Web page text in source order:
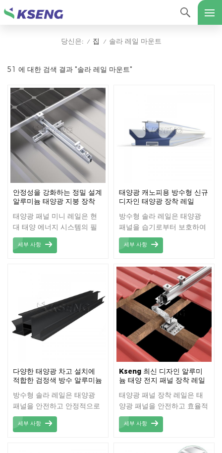
당신은: / 집 / 솔라 레일 마운트
51 에 대한 검색 결과 "솔라 레일 마운트"
안정성을 강화하는 정밀 설계
알루미늄 태양광 지붕 장착
태양광 패널 미니 레일은 현
대 태양 에너지 시스템의 필
수 구성 요소로, 태양광 패널
을 안전하고 효율적으로 고정
적으로 고품질 알루미늄으로
제작되어 장기간 사용 가능하
며 부식 및 기상 조건에 대한
저항력이 뛰어납니다. 또한
가벼운 구조 덕분에 설치 과
세부 사항
태양광 캐노피용 방수형 신규
디자인 태양광 장착 레일
방수형 솔라 레일은 태양광
패널을 습기로부터 보호하여
내구성과 신뢰성을 높여주는
고성능 장착 솔루션입니다.
외선 노출에 강한 고품질 소
재로 제작되었습니다. 이 레
일 시스템은 설치가 간편하고
유지 보수가 최소화되어 다양
한 기상 조건에서도 안정적인
성능을 보장합니다.
세부 사항
다양한 태양광 차고 설치에
적합한 검정색 방수 알루미늄
방수형 솔라 레일은 태양광
패널을 안전하고 안정적으로
장착할 수 있도록 설계되었습
니다. 방수 기능은 다양한 기
세부 사항
Kseng 최신 디자인 알루미
늄 태양 전지 패널 장착 레일
태양광 패널 장착 레일은 태
양광 패널을 안전하고 효율적
으로 설치하여 에너지 출력을
극대화하는 다용도의 견고한
세부 사항